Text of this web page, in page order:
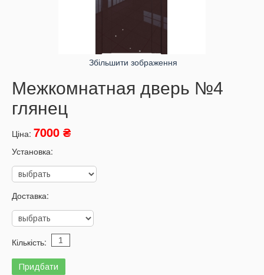
Збільшити зображення
Межкомнатная дверь №4
глянец
Ціна: 7000 ₴
Установка:
Доставка:
Кількість: